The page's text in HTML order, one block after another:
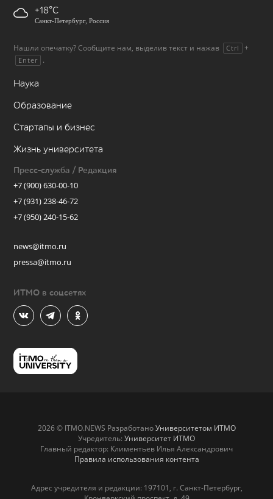
+18
Санкт-Петербург, Россия
Нашли опечатку? Сообщите нам, выделив текст и нажав Ctrl +
Enter .
Наука
Образование
Стартапы и бизнес
Жизнь университета
Пресс-служба / Редакция
+7 (900) 630-00-10
+7 (931) 238-46-72
+7 (950) 240-15-62
news@itmo.ru
pressa@itmo.ru
ИТМО в соцсетях
2026 © ITMO.NEWS РазработаноУниверситетом ИТМО
Учредитель: Университет ИТМО
Главный редактор: Климентьев Илья Александрович
Правила использования контента
Адрес учредителя и редакции: 197101, г. Санкт-Петербург,